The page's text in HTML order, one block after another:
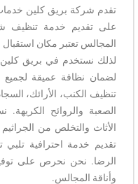
تقدم شركة بريق كلين
على تقديم خدمة تنظيف
المجالس تعتبر مكان
لذلك نستخدم في بريق كلين
لضمان نظافة عميقة لجميع
تنظيف الكنب، الأرائك،
الصعبة والروائح الكريهة.
الأثاث والتخلص من الجراثيم
تقديم خدمة احترافية
الرضا. نحن نحرص على
وأناقة المجالس.